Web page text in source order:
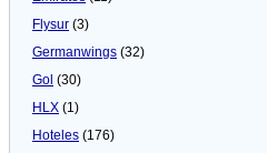
Flysur (3)
Germanwings (32)
Gol (30)
HLX (1)
Hoteles (176)